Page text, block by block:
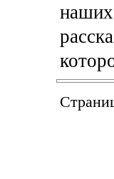
наших